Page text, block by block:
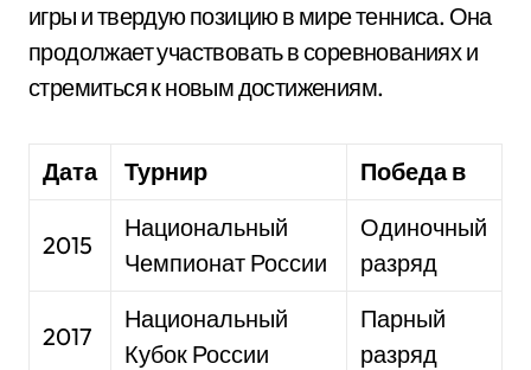
игры и твердую позицию в мире тенниса. Она
продолжает участвовать в соревнованиях и
стремиться к новым достижениям.
Дата Турнир Победа в
2015
Национальный
Чемпионат России
Одиночный
разряд
2017
Национальный
Кубок России
Парный
разряд